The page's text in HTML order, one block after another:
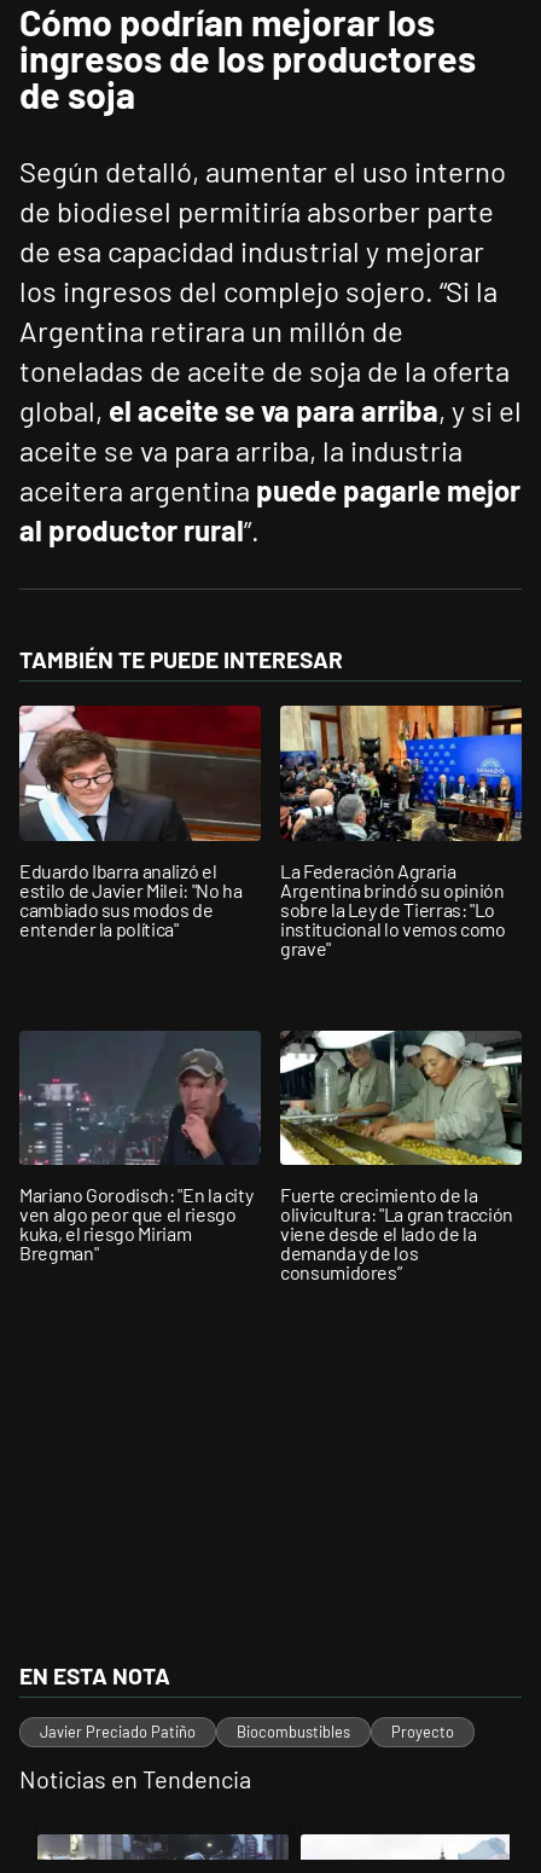
Cómo podrían mejorar los
ingresos de los productores
de soja
Según detalló, aumentar el uso interno
de biodiesel permitiría absorber parte
de esa capacidad industrial y mejorar
los ingresos del complejo sojero. “Si la
Argentina retirara un millón de
toneladas de aceite de soja de la oferta
global, el aceite se va para arriba, y si el
aceite se va para arriba, la industria
aceitera argentina puede pagarle mejor
al productor rural”.
TAMBIÉN TE PUEDE INTERESAR
Eduardo Ibarra analizó el
estilo de Javier Milei: "No ha
cambiado sus modos de
entender la política"
La Federación Agraria
Argentina brindó su opinión
sobre la Ley de Tierras: "Lo
institucional lo vemos como
grave"
Mariano Gorodisch: "En la city
ven algo peor que el riesgo
kuka, el riesgo Miriam
Bregman"
Fuerte crecimiento de la
olivicultura: "La gran tracción
viene desde el lado de la
demanda y de los
consumidores”
EN ESTA NOTA
Javier Preciado Patiño Biocombustibles Proyecto
Noticias en Tendencia
Un artículo de tendencia con el título "La tensión frente al
Un artículo de tendencia con el